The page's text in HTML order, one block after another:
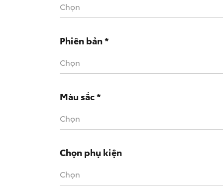
Chọn
Phiên bản *
Chọn
Màu sắc *
Chọn
Chọn phụ kiện
Chọn